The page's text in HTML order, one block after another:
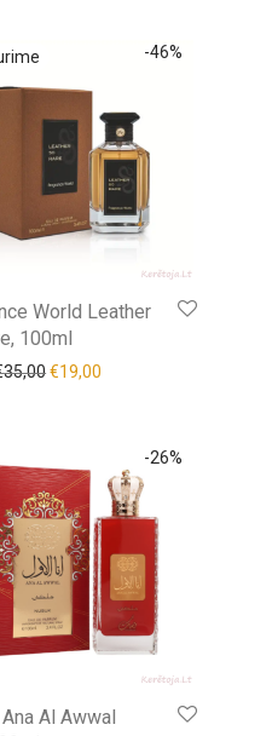
-46%
World Leather
100ml
35,00€19,00
-26%
Al Awwal